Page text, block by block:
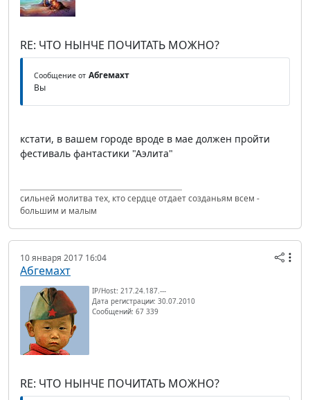
RE: ЧТО НЫНЧЕ ПОЧИТАТЬ МОЖНО?
Сообщение от Абгемахт
Вы
кстати, в вашем городе вроде в мае должен пройти
фестиваль фантастики "Аэлита"
сильней молитва тех, кто сердце отдает созданьям всем -
большим и малым
10 января 2017 16:04
Абгемахт
IP/Host: 217.24.187.---
Дата регистрации: 30.07.2010
Сообщений: 67 339
RE: ЧТО НЫНЧЕ ПОЧИТАТЬ МОЖНО?